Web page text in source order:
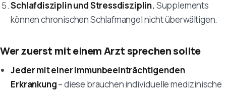
Schlafdisziplin und Stressdisziplin.Supplements
können chronischen Schlafmangel nicht überwältigen.
Wer zuerst mit einem Arzt sprechen sollte
Jeder mit einer immunbeeinträchtigenden
Erkrankung– diese brauchen individuelle medizinische